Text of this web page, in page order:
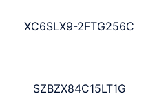
XC6SLX9-2FTG256C
SZBZX84C15LT1G